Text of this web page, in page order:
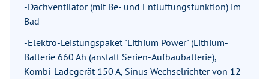
-Dachventilator (mit Be- und Entlüftungsfunktion) im
Bad
-Elektro-Leistungspaket "Lithium Power" (Lithium-
Batterie 660 Ah (anstatt Serien-Aufbaubatterie),
Kombi-Ladegerät 150 A, Sinus Wechselrichter von 12